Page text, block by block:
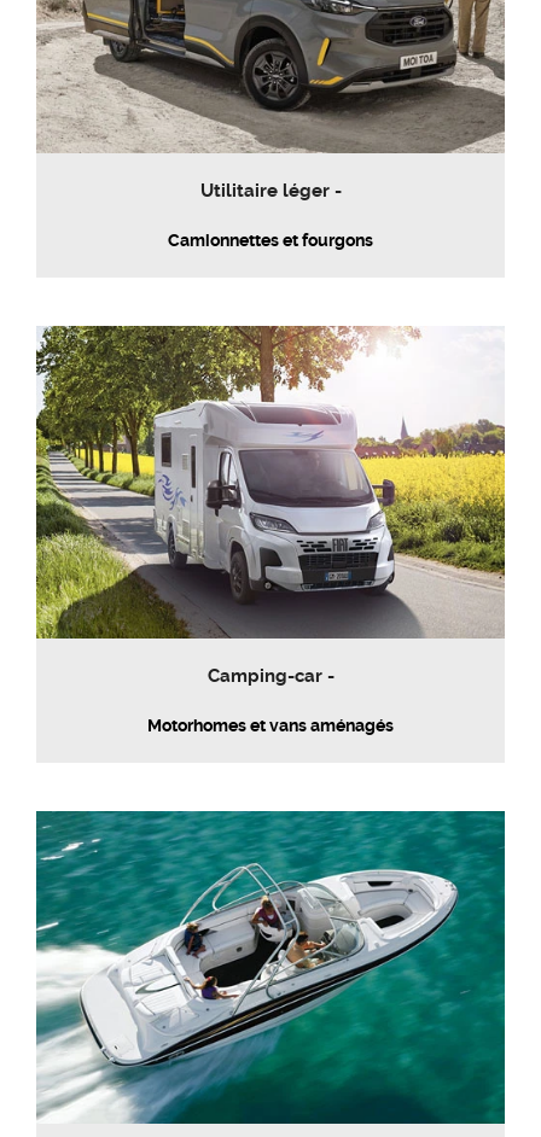
Utilitaire léger -
Camionnettes et fourgons
Camping-car -
Motorhomes et vans aménagés